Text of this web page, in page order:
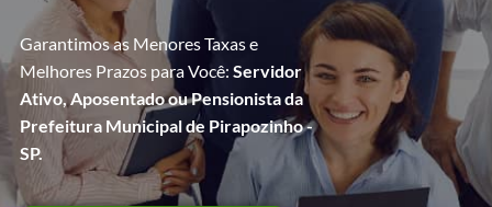
Garantimos as Menores Taxas e
Melhores Prazos para Você: Servidor
Ativo, Aposentado ou Pensionista da
Prefeitura Municipal de Pirapozinho -
SP.